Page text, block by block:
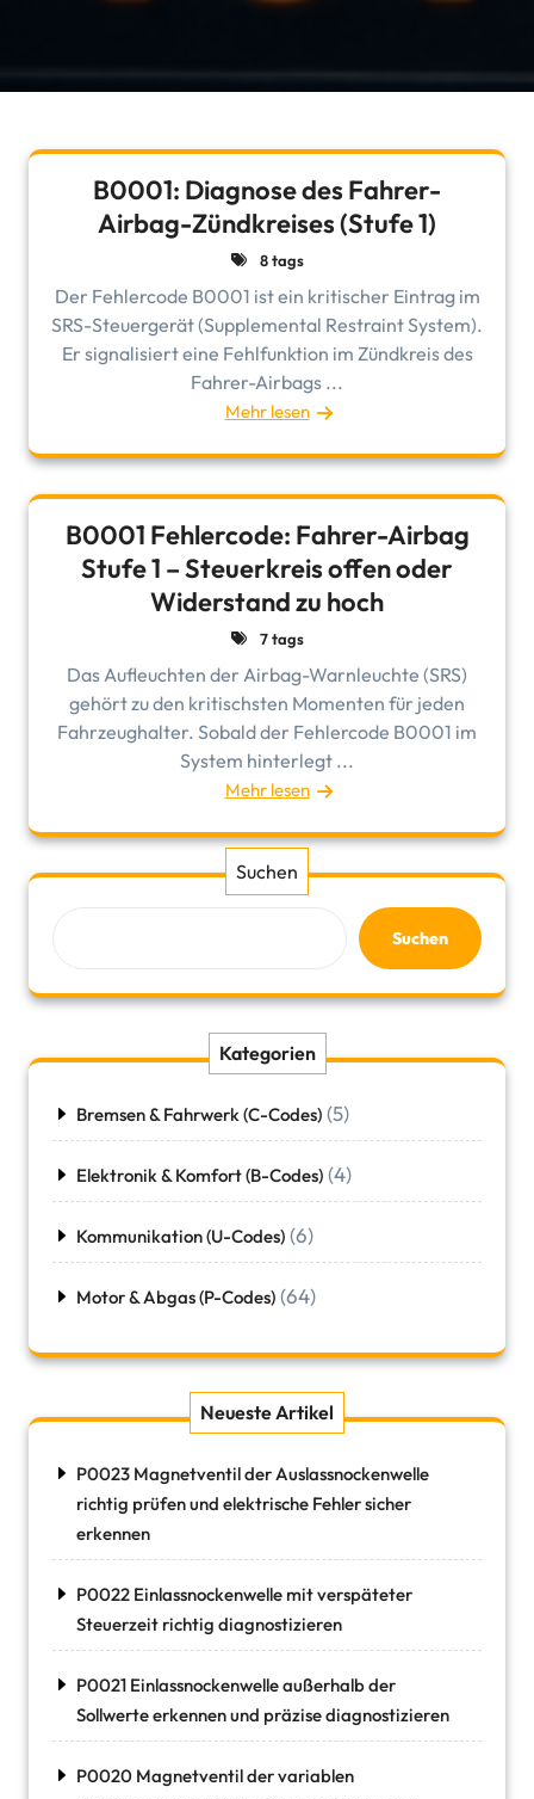
B0001: Diagnose des Fahrer-
Airbag-Zündkreises (Stufe 1)
8 tags
Der Fehlercode B0001 ist ein kritischer Eintrag im
SRS-Steuergerät (Supplemental Restraint System).
Er signalisiert eine Fehlfunktion im Zündkreis des
Fahrer-Airbags ...
Mehr lesen
B0001 Fehlercode: Fahrer-Airbag
Stufe 1 – Steuerkreis offen oder
Widerstand zu hoch
7 tags
Das Aufleuchten der Airbag-Warnleuchte (SRS)
gehört zu den kritischsten Momenten für jeden
Fahrzeughalter. Sobald der Fehlercode B0001 im
System hinterlegt ...
Mehr lesen
Suchen
Suchen
Kategorien
Bremsen & Fahrwerk (C-Codes) (5)
Elektronik & Komfort (B-Codes) (4)
Kommunikation (U-Codes) (6)
Motor & Abgas (P-Codes) (64)
Neueste Artikel
P0023 Magnetventil der Auslassnockenwelle
richtig prüfen und elektrische Fehler sicher
erkennen
P0022 Einlassnockenwelle mit verspäteter
Steuerzeit richtig diagnostizieren
P0021 Einlassnockenwelle außerhalb der
Sollwerte erkennen und präzise diagnostizieren
P0020 Magnetventil der variablen